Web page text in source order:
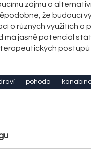
zájmu o
že budoucí
o různých využitích a
má jasně potenciál
postupů
pohoda